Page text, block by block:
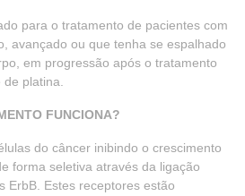
para o tratamento de pacientes com
avançado ou que tenha se espalhado
em progressão após o tratamento
platina.
FUNCIONA?
do câncer inibindo o crescimento
forma seletiva através da ligação
ErbB. Estes receptores estão